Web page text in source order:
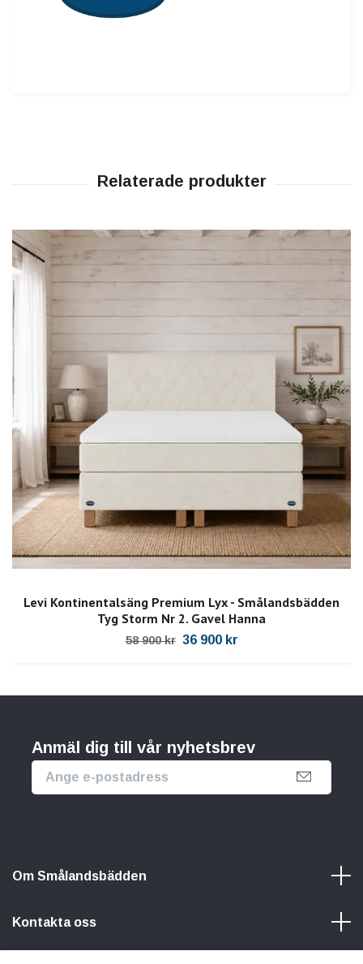
Levi Kontinentalsäng Premium Lyx - Smålandsbädden
Tyg Storm Nr 2. Gavel Hanna
58 900 kr 36 900 kr
Anmäl dig till vår nyhetsbrev
Om Smålandsbädden
Kontakta oss